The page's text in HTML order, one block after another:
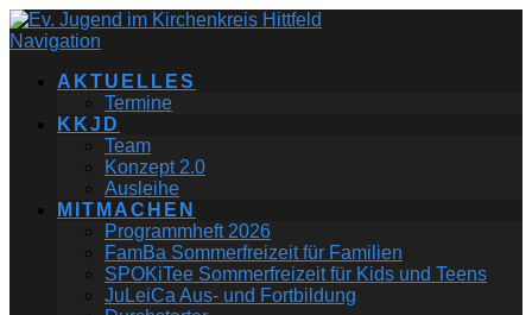
Navigation
AKTUELLES
Termine
KKJD
Team
Konzept 2.0
Ausleihe
MITMACHEN
Programmheft 2026
FamBa Sommerfreizeit für Familien
SPOKiTee Sommerfreizeit für Kids und Teens
JuLeiCa Aus- und Fortbildung